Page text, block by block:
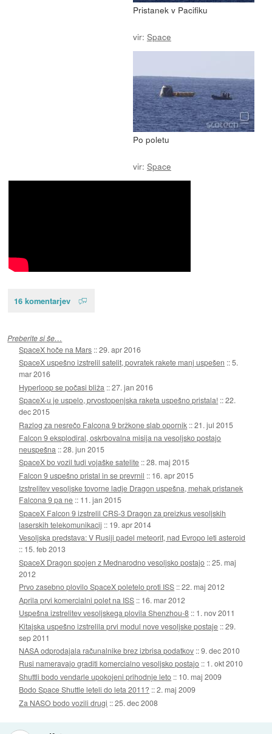
Pristanek v Pacifiku
vir: Space
Po poletu
vir: Space
16 komentarjev
Preberite si še…
SpaceX hoče na Mars ::29. apr 2016
SpaceX uspešno izstrelil satelit, povratek rakete manj uspešen ::5.
mar 2016
Hyperloop se počasi bliža ::27. jan 2016
SpaceX-u je uspelo, prvostopenjska raketa uspešno pristala! ::22.
dec 2015
Razlog za nesrečo Falcona 9 bržkone slab opornik ::21. jul 2015
Falcon 9 eksplodiral, oskrbovalna misija na vesoljsko postajo
neuspešna ::28. jun 2015
SpaceX bo vozil tudi vojaške satelite ::28. maj 2015
Falcon 9 uspešno pristal in se prevrnil :: 16. apr 2015
Izstrelitev vesoljske tovorne ladje Dragon uspešna, mehak pristanek
Falcona 9 pa ne :: 11. jan 2015
SpaceX Falcon 9 izstrelil CRS-3 Dragon za preizkus vesoljskih
laserskih telekomunikacij :: 19. apr 2014
Vesoljska predstava: V Rusiji padel meteorit, nad Evropo leti asteroid
:: 15. feb 2013
SpaceX Dragon spojen z Mednarodno vesoljsko postajo ::25. maj
2012
Prvo zasebno plovilo SpaceX poletelo proti ISS ::22. maj 2012
Aprila prvi komercialni polet na ISS :: 16. mar 2012
Uspešna izstrelitev vesoljskega plovila Shenzhou-8 :: 1. nov 2011
Kitajska uspešno izstrelila prvi modul nove vesoljske postaje ::29.
sep 2011
NASA odprodajala računalnike brez izbrisa podatkov ::9. dec 2010
Rusi nameravajo graditi komercialno vesoljsko postajo :: 1. okt 2010
Shuttli bodo vendarle upokojeni prihodnje leto :: 10. maj 2009
Bodo Space Shuttle leteli do leta 2011? ::2. maj 2009
Za NASO bodo vozili drugi ::25. dec 2008